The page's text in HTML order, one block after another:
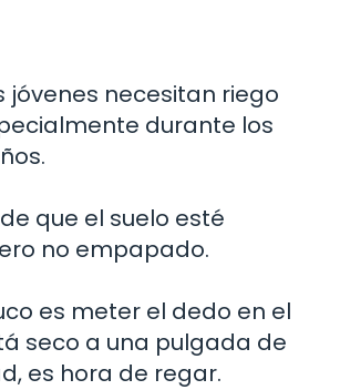
jóvenes necesitan riego
durante los
que el suelo esté
no empapado.
es meter el dedo en el
seco a una pulgada de
es hora de regar.